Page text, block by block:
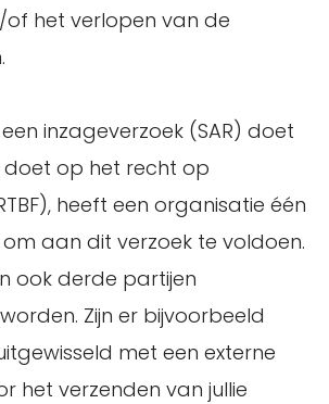
of het verlopen van de
inzageverzoek (SAR) doet
op het recht op
heeft een organisatie één
aan dit verzoek te voldoen.
ook derde partijen
Zijn er bijvoorbeeld
met een externe
het verzenden van jullie